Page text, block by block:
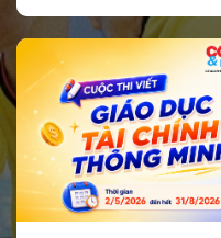
chia sẻ giải pháp giúp
nghiệp bán hàng trên
[…]